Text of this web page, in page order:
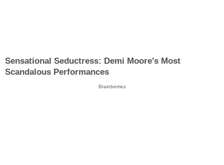
Sensational Seductress: Demi Moore's Most
Scandalous Performances
Brainberries